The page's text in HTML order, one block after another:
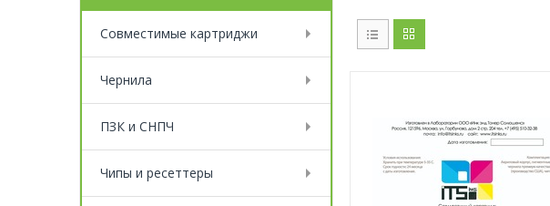
Совместимые картриджи
Чернила
ПЗК и СНПЧ
Чипы и ресеттеры